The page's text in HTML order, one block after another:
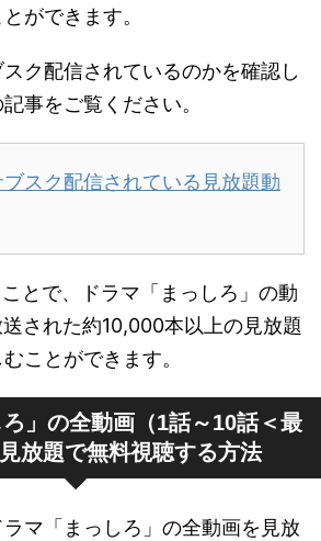
ができます。
ク配信されているのかを確認し
事をご覧ください。
スク配信されている見放題動
とで、ドラマ「まっしろ」の動
された約10,000本以上の見放題
ことができます。
ろ」の全動画（1話～10話＜最
放題で無料視聴する方法
マ「まっしろ」の全動画を見放